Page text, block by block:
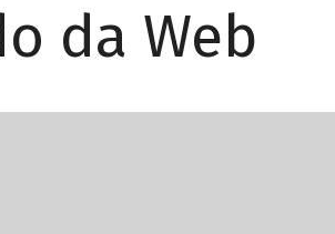
da Web